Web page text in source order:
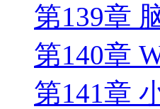
第139章
第140章
第141章